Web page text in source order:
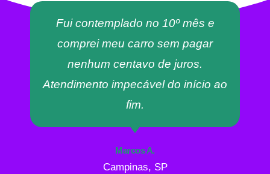
Fui contemplado no 10º mês e
comprei meu carro sem pagar
nenhum centavo de juros.
Atendimento impecável do início ao
fim.
Marcos A.
Campinas, SP